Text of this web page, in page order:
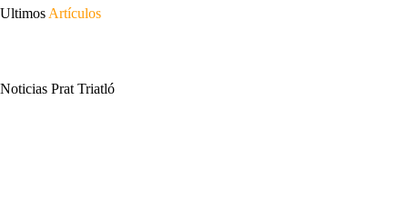
Ultimos Artículos
Noticias Prat Triatló